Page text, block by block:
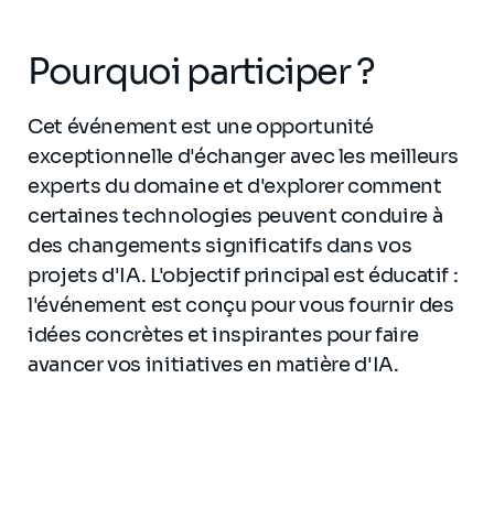
Pourquoi participer ?
Cet événement est une opportunité
exceptionnelle d'échanger avec les meilleurs
experts du domaine et d'explorer comment
certaines technologies peuvent conduire à
des changements significatifs dans vos
projets d'IA. L'objectif principal est éducatif :
l'événement est conçu pour vous fournir des
idées concrètes et inspirantes pour faire
avancer vos initiatives en matière d'IA.